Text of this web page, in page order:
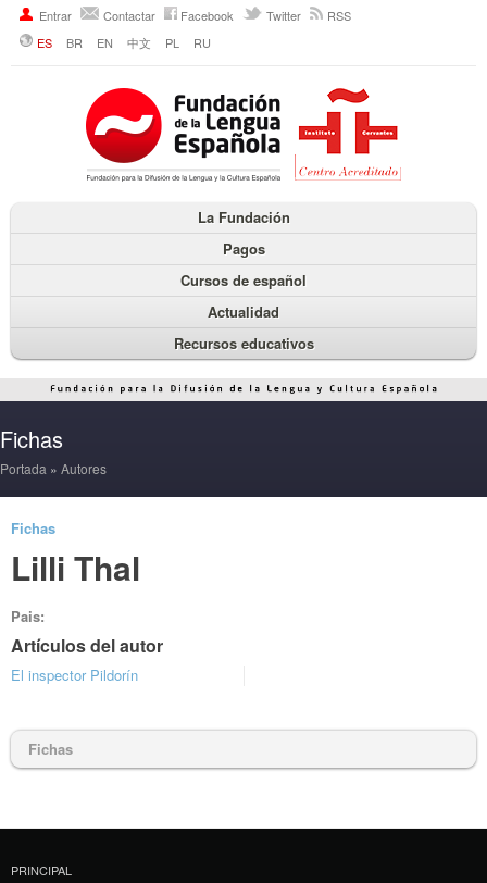
Entrar Contactar Facebook Twitter
RSS
ES
BR EN 中文 PL RU
La Fundación
Pagos
Cursos de español
Actualidad
Recursos educativos
Fichas
Portada » Autores
Fichas
Lilli Thal
Pais:
Artículos del autor
El inspector Pildorín
Fichas
PRINCIPAL